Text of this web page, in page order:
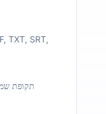
תקופת שמירה של 30